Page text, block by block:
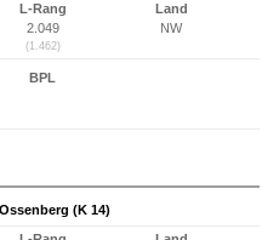
L-Rang
2.049
(1.462)
Land
NW
BPL
(K 14)